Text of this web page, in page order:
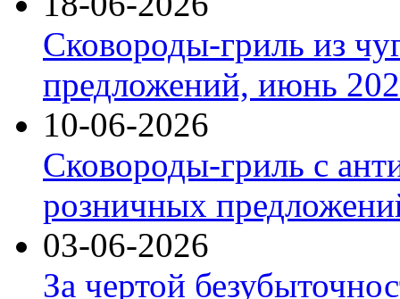
Сковороды-гриль из
предложений, июнь
10-06-2026
Сковороды-гриль с
розничных
03-06-2026
За чертой